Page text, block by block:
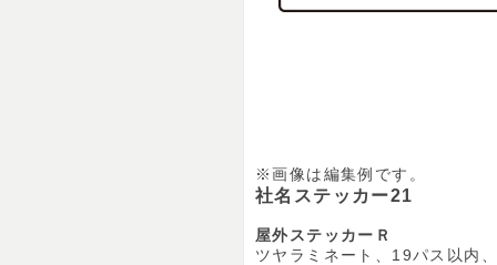
※画像は編集例です。
社名ステッカー21
屋外ステッカーＲ
ツヤラミネート、19パス以内